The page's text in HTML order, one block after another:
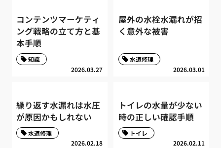
コンテンツマーケティ
ング戦略の立て方と基
本手順
2026.03.27
知識
屋外の水栓水漏れが招
く意外な被害
2026.03.01
水道修理
繰り返す水漏れは水圧
が原因かもしれない
2026.02.18
水道修理
トイレの水量が少ない
時の正しい確認手順
2026.02.11
トイレ